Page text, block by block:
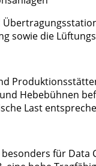
sowie die
Hebebühnen
Last
für Data